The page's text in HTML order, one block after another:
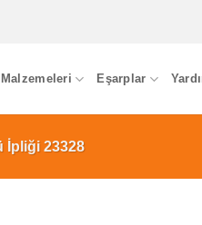
Malzemeleri Eşarplar
İpliği 23328